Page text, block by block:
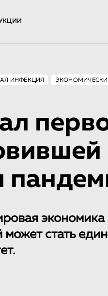
ИНФЕКЦИЯ
экономика
стать